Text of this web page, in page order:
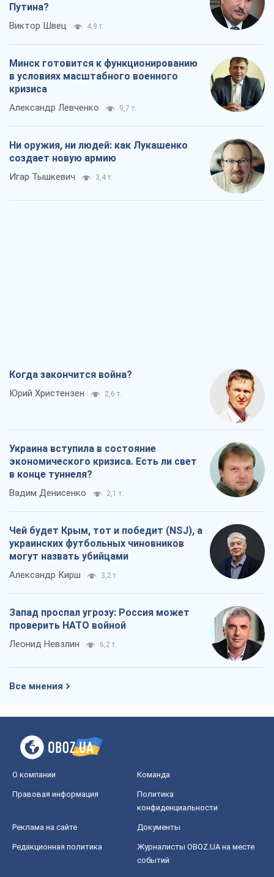
Путина?
Виктор Швец 4,9 т.
Минск готовится к функционированию
в условиях масштабного военного
кризиса
Александр Левченко 9,7 т.
Ни оружия, ни людей: как Лукашенко
создает новую армию
Игар Тышкевич 3,4 т.
Когда закончится война?
Юрий Христензен 2,6 т.
Украина вступила в состояние
экономического кризиса. Есть ли свет
в конце туннеля?
Вадим Денисенко 2,1 т.
Чей будет Крым, тот и победит (NSJ), а
украинских футбольных чиновников
могут назвать убийцами
Александр Кирш 3,2 т.
Запад проспал угрозу: Россия может
проверить НАТО войной
Леонид Невзлин 6,2 т.
Все мнения
О компании Команда
Правовая информация
Политика
конфиденциальности
Реклама на сайте Документы
Редакционная политика
Журналисты OBOZ.UA на месте
событий